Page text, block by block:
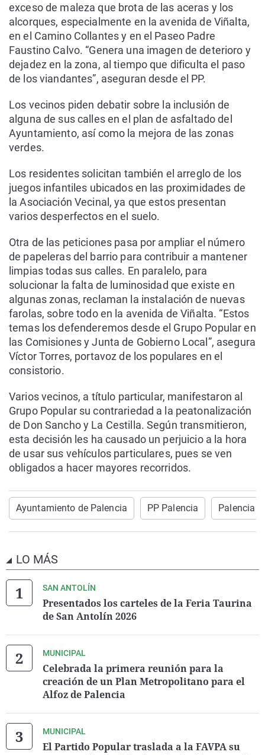
exceso de maleza que brota de las aceras y los
alcorques, especialmente en la avenida de Viñalta,
en el Camino Collantes y en el Paseo Padre
Faustino Calvo. “Genera una imagen de deterioro y
dejadez en la zona, al tiempo que dificulta el paso
de los viandantes”, aseguran desde el PP.
Los vecinos piden debatir sobre la inclusión de
alguna de sus calles en el plan de asfaltado del
Ayuntamiento, así como la mejora de las zonas
verdes.
Los residentes solicitan también el arreglo de los
juegos infantiles ubicados en las proximidades de
la Asociación Vecinal, ya que estos presentan
varios desperfectos en el suelo.
Otra de las peticiones pasa por ampliar el número
de papeleras del barrio para contribuir a mantener
limpias todas sus calles. En paralelo, para
solucionar la falta de luminosidad que existe en
algunas zonas, reclaman la instalación de nuevas
farolas, sobre todo en la avenida de Viñalta. “Estos
temas los defenderemos desde el Grupo Popular en
las Comisiones y Junta de Gobierno Local”, asegura
Víctor Torres, portavoz de los populares en el
consistorio.
Varios vecinos, a título particular, manifestaron al
Grupo Popular su contrariedad a la peatonalización
de Don Sancho y La Cestilla. Según transmitieron,
esta decisión les ha causado un perjuicio a la hora
de usar sus vehículos particulares, pues se ven
obligados a hacer mayores recorridos.
Ayuntamiento de Palencia PP Palencia Palencia
LO MÁS
SAN ANTOLÍN
Presentados los carteles de la Feria Taurina
de San Antolín 2026
MUNICIPAL
Celebrada la primera reunión para la
creación de un Plan Metropolitano para el
Alfoz de Palencia
MUNICIPAL
El Partido Popular traslada a la FAVPA su